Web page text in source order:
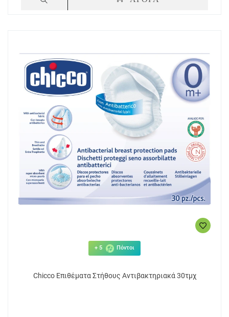
+ 5 Πόντοι
Chicco Επιθέματα Στήθους Αντιβακτηριακά 30τμχ